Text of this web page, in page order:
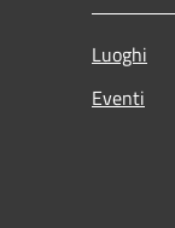
Luoghi
Eventi